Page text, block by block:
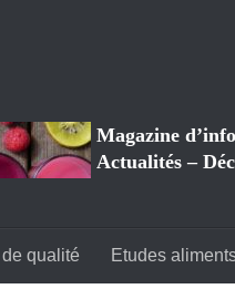
Magazine
Actualités –
qualité Etudes